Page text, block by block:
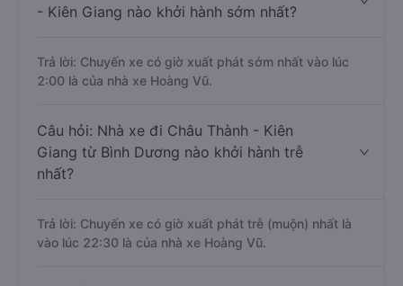
- Kiên Giang nào khởi hành sớm nhất?
Trả lời: Chuyến xe có giờ xuất phát sớm nhất vào lúc
2:00 là của nhà xe Hoàng Vũ.
Câu hỏi: Nhà xe đi Châu Thành - Kiên
Giang từ Bình Dương nào khởi hành trễ
nhất?
Trả lời: Chuyến xe có giờ xuất phát trễ (muộn) nhất là
vào lúc 22:30 là của nhà xe Hoàng Vũ.